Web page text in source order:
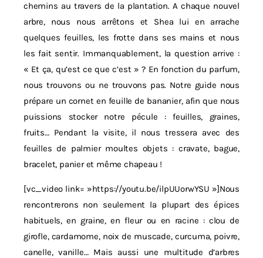
chemins au travers de la plantation. A chaque nouvel
arbre, nous nous arrêtons et Shea lui en arrache
quelques feuilles, les frotte dans ses mains et nous
les fait sentir. Immanquablement, la question arrive :
« Et ça, qu’est ce que c’est » ? En fonction du parfum,
nous trouvons ou ne trouvons pas. Notre guide nous
prépare un cornet en feuille de bananier, afin que nous
puissions stocker notre pécule : feuilles, graines,
fruits… Pendant la visite, il nous tressera avec des
feuilles de palmier moultes objets : cravate, bague,
bracelet, panier et même chapeau !
[vc_video link= »https://youtu.be/ilpUUorwYSU »]Nous
rencontrerons non seulement la plupart des épices
habituels, en graine, en fleur ou en racine : clou de
girofle, cardamome, noix de muscade, curcuma, poivre,
canelle, vanille… Mais aussi une multitude d’arbres